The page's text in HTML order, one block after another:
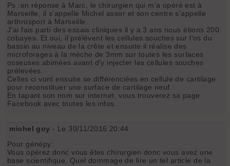
Ps :en réponse à Marc, le chirurgien qui m'a opéré est à
Marseille, il s'appelle Michel assor et son centre s'appelle
arthrosport à Marseille.
J'ai fais parti des essais cliniques il y a 3 ans nous étions 200
cobayes. Et oui, il prélèvent les cellules souches sur l'os du
bassin au niveau de la crête et ensuite il réalise des
microforages à la mèche de 3mm sur toutes les surfaces
osseuses abimées avant d'y injecter les cellules souches
prélevées.
Celles ci vont ensuite se différenciées en cellule de cartilage
pour reconstituer une surface de cartilage neuf.
En tapant son nom sur internet, vous trouverez sa page
Facebook avec toutes les infos.
michel goy - Le 30/11/2016 20:44
Pour génépy:
Vous opérez donc vous êtes chirurgien donc vous avez une
base scientifique. Quel dommage de lire un tel article de la